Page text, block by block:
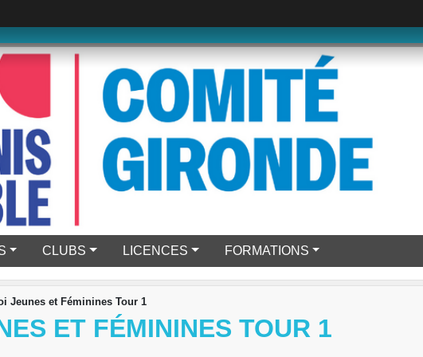
CLUBS LICENCES FORMATIONS
Jeunes et Féminines Tour 1
ET FÉMININES TOUR 1